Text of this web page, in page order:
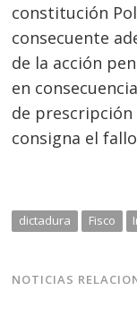
constitución
consecuente
de la acción
en
de prescripción
consigna el
dictadura Fisco
NOTICIAS